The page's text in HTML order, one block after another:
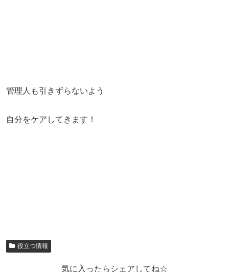
管理人も引きずらないよう
自分をケアしてきます！
役立つ情報
気に入ったらシェアしてね☆